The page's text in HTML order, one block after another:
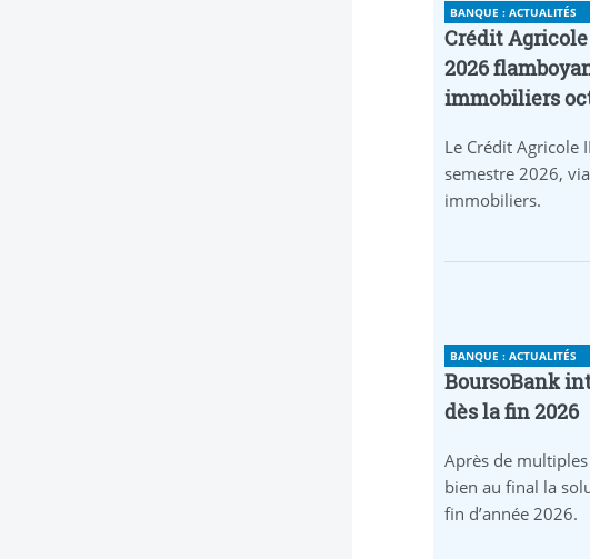
BANQUE : ACTUALITÉS
Crédit
2026
immobiliers
Le Crédit Agricole
semestre 2026,
immobiliers.
BANQUE : ACTUALITÉS
BoursoBank
dès la fin 2026
Après de
bien au final la
fin d’année 2026.